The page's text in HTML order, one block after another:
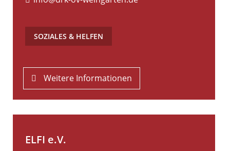
SOZIALES & HELFEN
Weitere Informationen
ELFI e.V.